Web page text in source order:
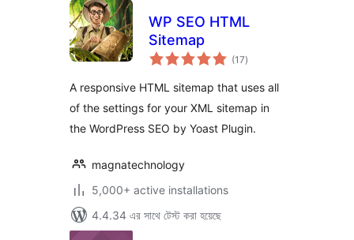
WP SEO HTML
Sitemap
(17total
ratings
)
A responsive HTML sitemap that uses all
of the settings for your XML sitemap in
the WordPress SEO by Yoast Plugin.
magnatechnology
5,000+ active installations
4.4.34 এর সাথে টেস্ট করা হয়েছে